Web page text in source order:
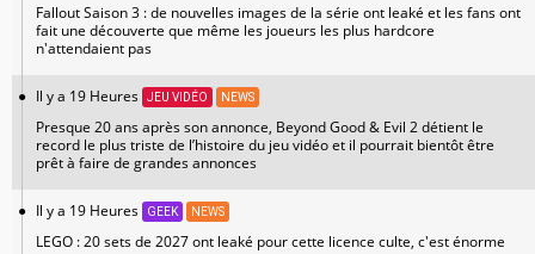
Fallout Saison 3 : de nouvelles images de la série ont leaké et les fans ont
fait une découverte que même les joueurs les plus hardcore
n'attendaient pas
Il y a 19 Heures JEU VIDÉO NEWS
Presque 20 ans après son annonce, Beyond Good & Evil 2 détient le
record le plus triste de l’histoire du jeu vidéo et il pourrait bientôt être
prêt à faire de grandes annonces
Il y a 19 Heures GEEK NEWS
LEGO : 20 sets de 2027 ont leaké pour cette licence culte, c'est énorme